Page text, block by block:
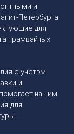
и
Петербурга
для
трамвайных
с учетом
и
нашим
для